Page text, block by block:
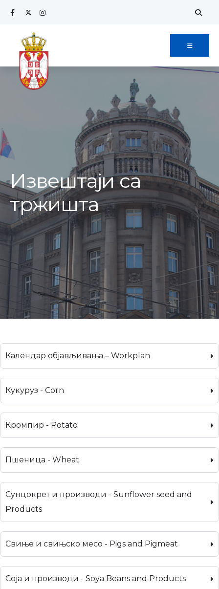
Извештаји са
тржишта
Календар објављивања – Workplan
Кукуруз - Corn
Кромпир - Potato
Пшеница - Wheat
Сунцокрет и производи - Sunflower seed and
Products
Свиње и свињско месо - Pigs and Pigmeat
Соја и производи - Soya Beans and Products